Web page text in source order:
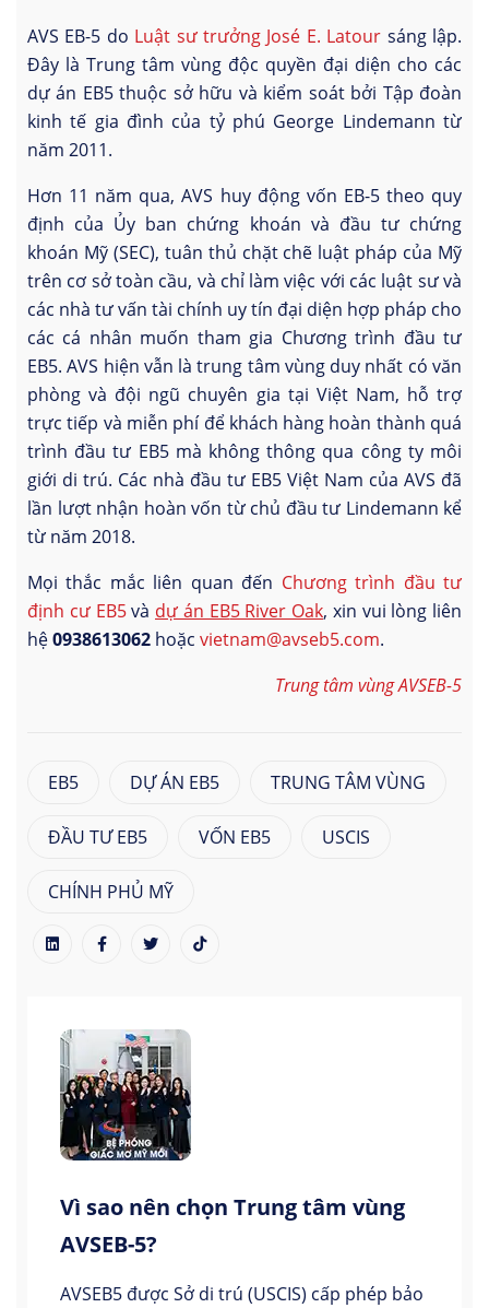
AVS EB-5 do Luật sư trưởng José E. Latour sáng lập.
Đây là Trung tâm vùng độc quyền đại diện cho các
dự án EB5 thuộc sở hữu và kiểm soát bởi Tập đoàn
kinh tế gia đình của tỷ phú George Lindemann từ
năm 2011.
Hơn 11 năm qua, AVS huy động vốn EB-5 theo quy
định của Ủy ban chứng khoán và đầu tư chứng
khoán Mỹ (SEC), tuân thủ chặt chẽ luật pháp của Mỹ
trên cơ sở toàn cầu, và chỉ làm việc với các luật sư và
các nhà tư vấn tài chính uy tín đại diện hợp pháp cho
các cá nhân muốn tham gia Chương trình đầu tư
EB5. AVS hiện vẫn là trung tâm vùng duy nhất có văn
phòng và đội ngũ chuyên gia tại Việt Nam, hỗ trợ
trực tiếp và miễn phí để khách hàng hoàn thành quá
trình đầu tư EB5 mà không thông qua công ty môi
giới di trú. Các nhà đầu tư EB5 Việt Nam của AVS đã
lần lượt nhận hoàn vốn từ chủ đầu tư Lindemann kể
từ năm 2018.
Mọi thắc mắc liên quan đến Chương trình đầu tư
định cư EB5và dự án EB5 River Oak, xin vui lòng liên
hệ0938613062 hoặc vietnam@avseb5.com.
Trung tâm vùng AVSEB-5
EB5 DỰ ÁN EB5 TRUNG TÂM VÙNG
ĐẦU TƯ EB5 VỐN EB5 USCIS
CHÍNH PHỦ MỸ
Vì sao nên chọn Trung tâm vùng
AVSEB-5?
AVSEB5 được Sở di trú (USCIS) cấp phép bảo